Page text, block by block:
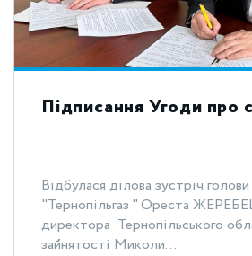
Підписання Угоди про
Відбулася ділова зустріч голови
"Тернопільгаз " Ореста
директора Тернопільського
зайнятості Миколи...